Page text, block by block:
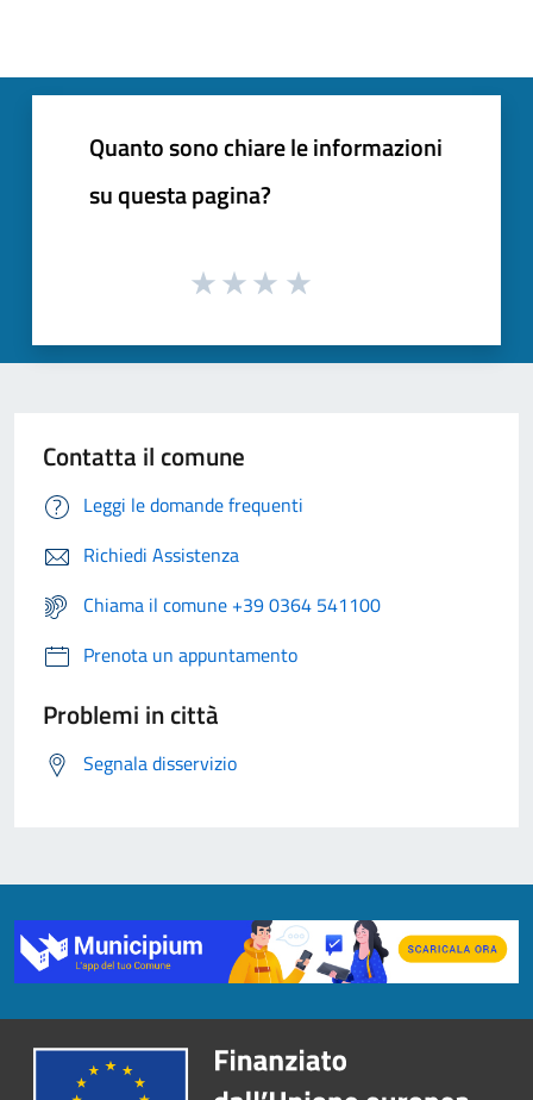
Quanto sono chiare le informazioni
su questa pagina?
Contatta il comune
Leggi le domande frequenti
Richiedi Assistenza
Chiama il comune +39 0364 541100
Prenota un appuntamento
Problemi in città
Segnala disservizio